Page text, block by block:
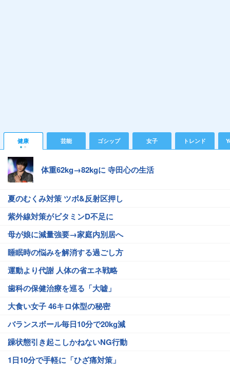
健康 芸能 ゴシップ 女子 トレンド
体重62kg→82kgに 寺田心の生活
夏のむくみ対策 ツボ&反射区押し
紫外線対策がビタミンD不足に
母が娘に減量強要→家庭内別居へ
睡眠時の悩みを解消する過ごし方
運動より代謝 人体の省エネ戦略
歯科の保健治療を巡る「大嘘」
大食い女子 46キロ体型の秘密
バランスボール毎日10分で20kg減
躁状態引き起こしかねないNG行動
1日10分で手軽に「ひざ痛対策」